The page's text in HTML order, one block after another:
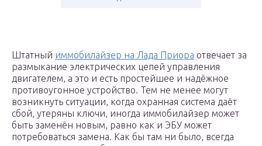
Штатный иммобилайзер на Лада Приора отвечает за
размыкание электрических цепей управления
двигателем, а это и есть простейшее и надёжное
противоугонное устройство. Тем не менее могут
возникнуть ситуации, когда охранная система даёт
сбой, утеряны ключи, иногда иммобилайзер может
быть заменён новым, равно как и ЭБУ может
потребоваться замена. Как бы там ни было, всегда